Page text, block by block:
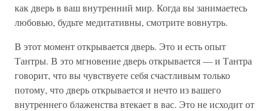
как дверь в ваш внутренний мир. Когда вы занимаетесь
любовью, будьте медитативны, смотрите вовнутрь.
В этот момент открывается дверь. Это и есть опыт
Тантры. В это мгновение дверь открывается — и Тантра
говорит, что вы чувствуете себя счастливым только
потому, что дверь открывается и нечто из вашего
внутреннего блаженства втекает в вас. Это не исходит от